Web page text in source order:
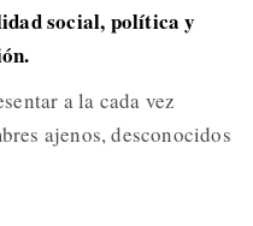
social, política y
a la cada vez
ajenos, desconocidos